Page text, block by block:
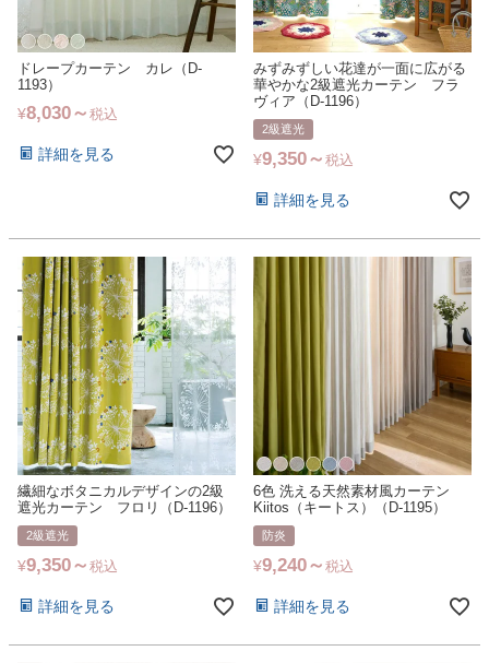
ドレープカーテン カレ（D-
1193）
¥8,030 税込
詳細を見る
みずみずしい花達が一面に広がる
華やかな2級遮光カーテン フラ
ヴィア（D-1196）
2級遮光
¥9,350 税込
詳細を見る
繊細なボタニカルデザインの2級
遮光カーテン フロリ（D-1196）
2級遮光
¥9,350 税込
詳細を見る
6色 洗える天然素材風カーテン
Kiitos（キートス）（D-1195）
防炎
¥9,240 税込
詳細を見る